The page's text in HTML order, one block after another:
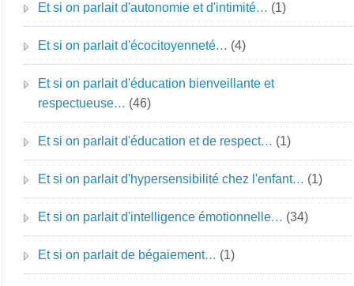
Et si on parlait d'autonomie et d'intimité… (1)
Et si on parlait d'écocitoyenneté… (4)
Et si on parlait d'éducation bienveillante et
respectueuse… (46)
Et si on parlait d'éducation et de respect… (1)
Et si on parlait d'hypersensibilité chez l'enfant… (1)
Et si on parlait d'intelligence émotionnelle… (34)
Et si on parlait de bégaiement… (1)